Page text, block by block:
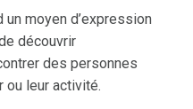
un moyen d’expression
découvrir
des personnes
ou leur activité.